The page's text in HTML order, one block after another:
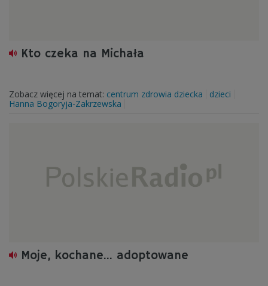
Kto czeka na Michała
Zobacz więcej na temat: centrum zdrowia dziecka
dzieci
Hanna Bogoryja-Zakrzewska
Moje, kochane... adoptowane